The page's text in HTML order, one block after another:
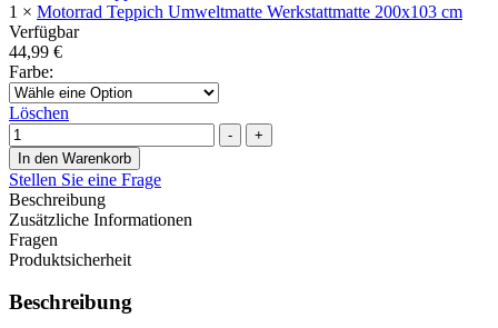
1 × Motorrad Teppich Umweltmatte Werkstattmatte 200x103 cm
Verfügbar
44,99 €
Farbe:
Löschen
Menge
-
+
In den Warenkorb
Stellen Sie eine Frage
Beschreibung
Zusätzliche Informationen
Fragen
Produktsicherheit
Beschreibung